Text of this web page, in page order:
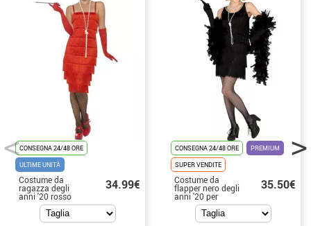
CONSEGNA 24/48 ORE
ULTIME UNITÀ
Costume da
ragazza degli
anni '20 rosso
lungo per le
34.99€
CONSEGNA 24/48 ORE
PREMIUM
SUPER VENDITE
Costume da
flapper nero degli
anni '20 per
donna
35.50€